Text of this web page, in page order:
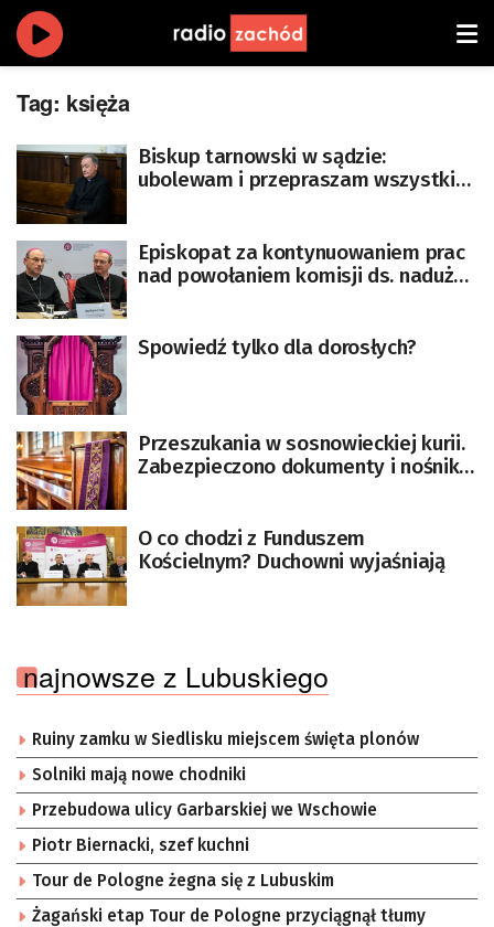
Tag: księża
Biskup tarnowski w sądzie:
ubolewam i przepraszam wszystkie
Episkopat za kontynuowaniem prac
nad powołaniem komisji ds. nadużyć
Spowiedź tylko dla dorosłych?
Przeszukania w sosnowieckiej kurii.
Zabezpieczono dokumenty i nośniki
O co chodzi z Funduszem
Kościelnym? Duchowni wyjaśniają
najnowsze z Lubuskiego
Ruiny zamku w Siedlisku miejscem święta plonów
Solniki mają nowe chodniki
Przebudowa ulicy Garbarskiej we Wschowie
Piotr Biernacki, szef kuchni
Tour de Pologne żegna się z Lubuskim
Żagański etap Tour de Pologne przyciągnął tłumy